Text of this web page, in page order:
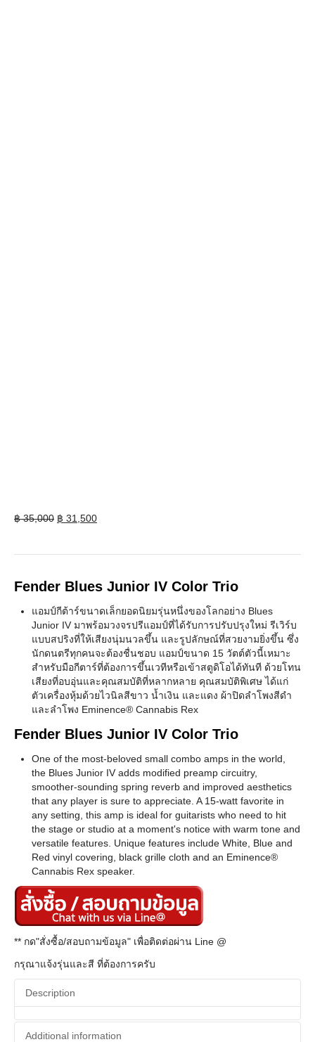
฿35,000 Original
฿ 31,500Current
Fender Blues Junior IV Color Trio
แอมป์กีต้าร์ขนาดเล็กยอดนิยมรุ่นหนึ่งของโลกอย่าง Blues
Junior IV มาพร้อมวงจรปรีแอมป์ที่ได้รับการปรับปรุงใหม่ รีเวิร์บ
แบบสปริงที่ให้เสียงนุ่มนวลขึ้น และรูปลักษณ์ที่สวยงามยิ่งขึ้น ซึ่ง
นักดนตรีทุกคนจะต้องชื่นชอบ แอมป์ขนาด 15 วัตต์ตัวนี้เหมาะ
สำหรับมือกีตาร์ที่ต้องการขึ้นเวทีหรือเข้าสตูดิโอได้ทันที ด้วยโทน
เสียงที่อบอุ่นและคุณสมบัติที่หลากหลาย คุณสมบัติพิเศษ ได้แก่
ตัวเครื่องหุ้มด้วยไวนิลสีขาว น้ำเงิน และแดง ผ้าปิดลำโพงสีดำ
และลำโพง Eminence® Cannabis Rex
Fender Blues Junior IV Color Trio
One of the most-beloved small combo amps in the world,
the Blues Junior IV adds modified preamp circuitry,
smoother-sounding spring reverb and improved aesthetics
that any player is sure to appreciate. A 15-watt favorite in
any setting, this amp is ideal for guitarists who need to hit
the stage or studio at a moment's notice with warm tone and
versatile features. Unique features include White, Blue and
Red vinyl covering, black grille cloth and an Eminence®
Cannabis Rex speaker.
** กด"สั่งซื้อ/สอบถามข้อมูล" เพื่อติดต่อผ่าน Line @
กรุณาแจ้งรุ่นและสี ที่ต้องการครับ
Description
Additional information